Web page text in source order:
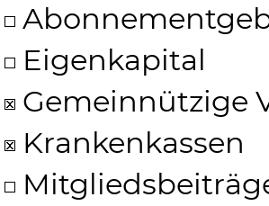
Eigenkapital
Gemeinnützige
Krankenkassen